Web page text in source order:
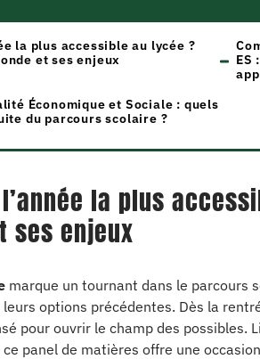
la plus accessible au lycée ?
et ses enjeux
ES
Économique et Sociale : quels
du parcours scolaire ?
la plus
ses enjeux
marque un tournant dans le parcours
options précédentes. Dès la
pour ouvrir le champ des possibles.
panel de matières offre une